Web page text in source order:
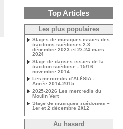
Top Articles
Les plus populaires
Stages de musiques issues des
traditions suédoises 2-3
décembre 2023 et 23-24 mars
2024
Stage de danses issues de la
tradition suédoise - 15/16
novembre 2014
Les mercredis d’ALÉSIA -
Année 2014-2015
2025-2026 Les mercredis du
Moulin Vert
Stage de musiques suédoises –
1er et 2 décembre 2012
Au hasard